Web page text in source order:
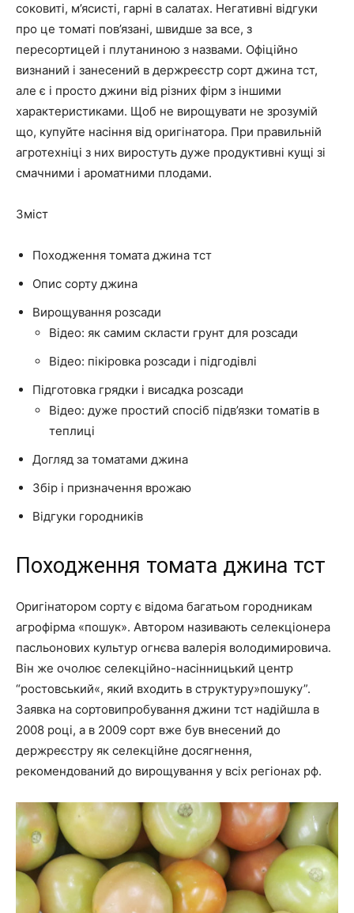
соковиті, м’ясисті, гарні в салатах. Негативні відгуки
про це томаті пов’язані, швидше за все, з
пересортицей і плутаниною з назвами. Офіційно
визнаний і занесений в держреєстр сорт джина тст,
але є і просто джини від різних фірм з іншими
характеристиками. Щоб не вирощувати не зрозумій
що, купуйте насіння від оригінатора. При правильній
агротехніці з них виростуть дуже продуктивні кущі зі
смачними і ароматними плодами.
Зміст
Походження томата джина тст
Опис сорту джина
Вирощування розсади
Відео: як самим скласти грунт для розсади
Відео: пікіровка розсади і підгодівлі
Підготовка грядки і висадка розсади
Відео: дуже простий спосіб підв’язки томатів в
теплиці
Догляд за томатами джина
Збір і призначення врожаю
Відгуки городників
Походження томата джина тст
Оригінатором сорту є відома багатьом городникам
агрофірма «пошук». Автором називають селекціонера
пасльонових культур огнєва валерія володимировича.
Він же очолює селекційно-насінницький центр
“ростовський«, який входить в структуру»пошуку”.
Заявка на сортовипробування джини тст надійшла в
2008 році, а в 2009 сорт вже був внесений до
держреєстру як селекційне досягнення,
рекомендований до вирощування у всіх регіонах рф.